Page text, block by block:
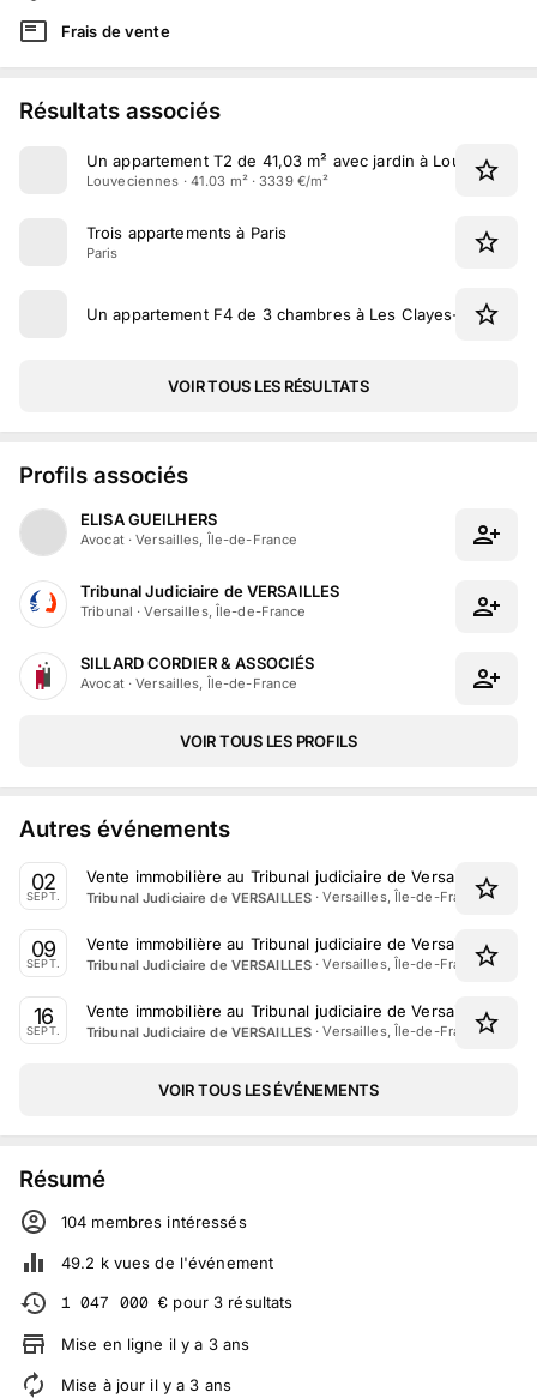
Frais de vente
Résultats associés
Un appartement T2 de 41,03 m² avec jardin à
Louveciennes · 41.03 m² · 3339 €/m²
Trois appartements à Paris
Paris
Un appartement F4 de 3 chambres à Les Clayes-sous-Bois
VOIR TOUS LES RÉSULTATS
Profils associés
ELISA GUEILHERS
Avocat·Versailles, Île-de-France
Tribunal Judiciaire de VERSAILLES
Tribunal ·Versailles, Île-de-France
SILLARD CORDIER & ASSOCIÉS
Avocat·Versailles, Île-de-France
VOIR TOUS LES PROFILS
Autres événements
02
SEPT.
Vente immobilière au Tribunal judiciaire de Versailles le 2
Tribunal Judiciaire de VERSAILLES ·Versailles, Île-de-France
09
SEPT.
Vente immobilière au Tribunal judiciaire de Versailles le 9
Tribunal Judiciaire de VERSAILLES ·Versailles, Île-de-France
16
SEPT.
Vente immobilière au Tribunal judiciaire de Versailles le 16
Tribunal Judiciaire de VERSAILLES ·Versailles, Île-de-France
VOIR TOUS LES ÉVÉNEMENTS
Résumé
104 membres intéressés
49.2 kvues de l'événement
1 047 000 € pour 3 résultats
Mise en ligne il y a 3 ans
Mise à jour il y a 3 ans